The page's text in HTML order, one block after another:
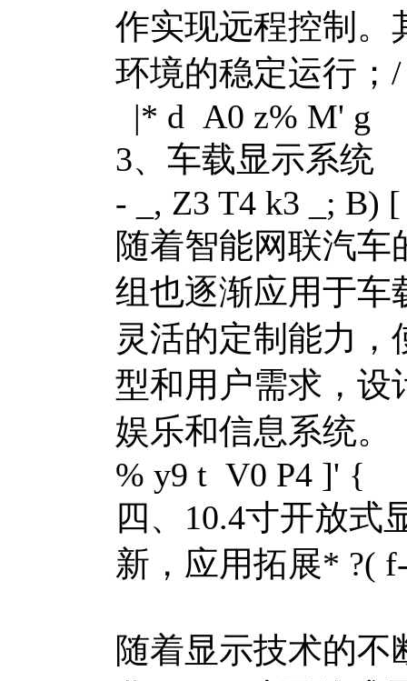
作实现远程控制。
环境的稳定运行；
|* d A0 z% M' g
3、车载显示系统
- _, Z3 T4 k3 _; B) [
随着智能网联汽车
组也逐渐应用于车
灵活的定制能力
型和用户需求，设
娱乐和信息系统。
% y9 t V0 P4 ]' {
四、10.4寸开放式
新，应用拓展* ?(
随着显示技术的